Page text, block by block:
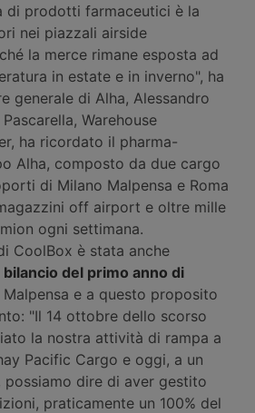
di prodotti farmaceutici è la
nei piazzali airside
la merce rimane esposta ad
in estate e in inverno", ha
generale di Alha, Alessandro
Warehouse
ha ricordato il pharma-
Alha, composto da due cargo
di Milano Malpensa e Roma
off airport e oltre mille
ogni settimana.
CoolBox è stata anche
bilancio del primo anno di
Malpensa e a questo proposito
"Il 14 ottobre dello scorso
la nostra attività di rampa a
Pacific Cargo e oggi, a un
dire di aver gestito
praticamente un 100% del